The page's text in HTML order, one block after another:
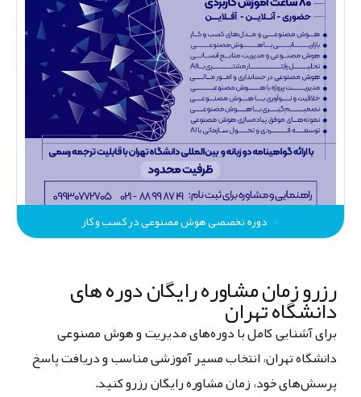
دوره تخصصی هوش مصنوعی در کسب و کار
رزرو زمان مشاوره رایگان دوره های
دانشگاه تهران
برای آشنایی کامل با دوره‌های مدیریت و هوش مصنوعی
دانشگاه تهران، انتخاب مسیر آموزشی مناسب و دریافت پاسخ
پرسش‌های خود، زمان مشاوره رایگان رزرو کنید.